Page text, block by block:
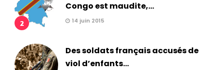
2
Congo est maudite,...
14 juin 2015
Des soldats français accusés de
viol d’enfants...